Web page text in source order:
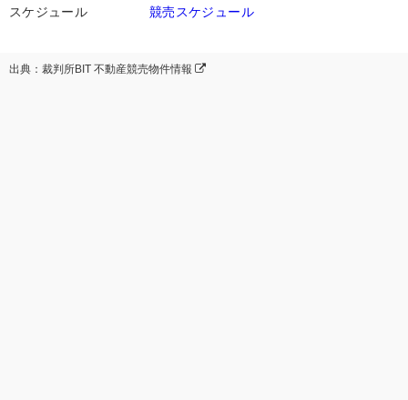
スケジュール 競売スケジュール
出典：裁判所BIT 不動産競売物件情報